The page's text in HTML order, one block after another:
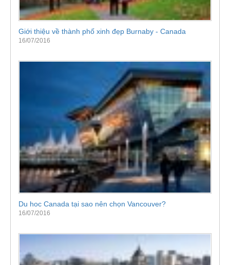
Giới thiệu về thành phố xinh đẹp Burnaby - Canada
16/07/2016
Du hoc Canada tại sao nên chọn Vancouver?
16/07/2016